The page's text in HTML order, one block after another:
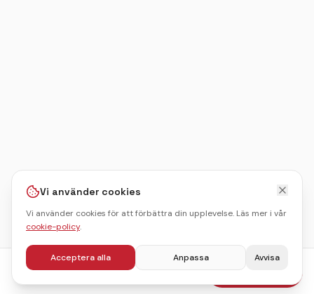
fr.895kr/pers Boka julbord
Vi använder cookies
Vi använder cookies för att förbättra din upplevelse. Läs mer i vår
cookie-policy.
Acceptera alla Anpassa Avvisa